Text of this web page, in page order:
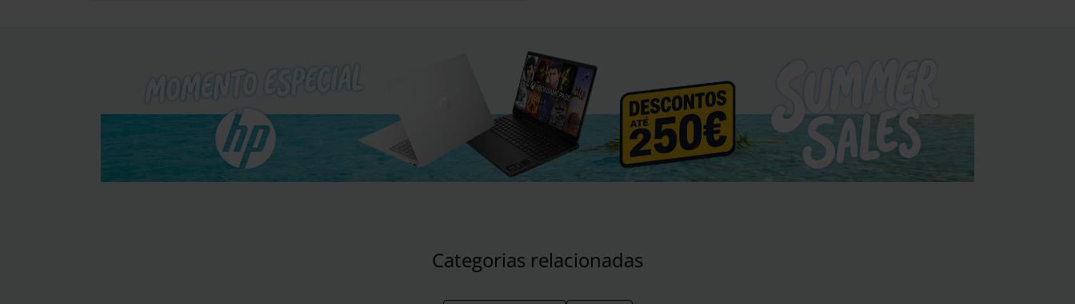
Categorias relacionadas